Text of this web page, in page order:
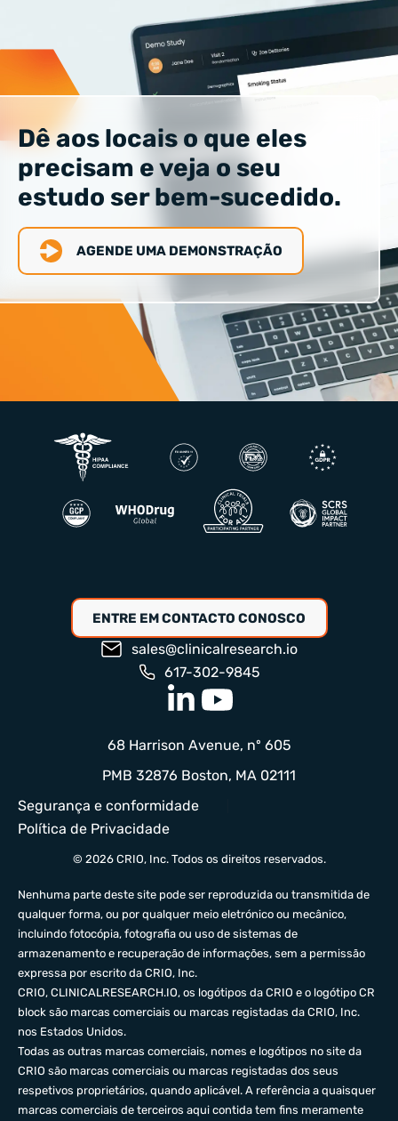
publicações
Dê aos locais o que eles
precisam e veja o seu
estudo ser bem-sucedido.
AGENDE UMA DEMONSTRAÇÃO
ENTRE EM CONTACTO CONOSCO
sales@clinicalresearch.io
617-302-9845
Segurança e conformidade
Política de Privacidade
© 2026 CRIO, Inc. Todos os direitos reservados.
68 Harrison Avenue, nº 605
PMB 32876 Boston, MA 02111
Nenhuma parte deste site pode ser reproduzida ou transmitida de
qualquer forma, ou por qualquer meio eletrónico ou mecânico,
incluindo fotocópia, fotografia ou uso de sistemas de
armazenamento e recuperação de informações, sem a permissão
expressa por escrito da CRIO, Inc.
CRIO, CLINICALRESEARCH.IO, os logótipos da CRIO e o logótipo CR
block são marcas comerciais ou marcas registadas da CRIO, Inc.
nos Estados Unidos.
Todas as outras marcas comerciais, nomes e logótipos no site da
CRIO são marcas comerciais ou marcas registadas dos seus
respetivos proprietários, quando aplicável. A referência a quaisquer
marcas comerciais de terceiros aqui contida tem fins meramente